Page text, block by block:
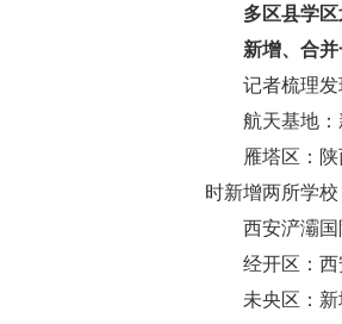
多区县学区
新增、合并
记者梳理发现
航天基地：新
雁塔区：陕西
时新增两所学
西安浐灞国际
经开区：西安
未央区：新增